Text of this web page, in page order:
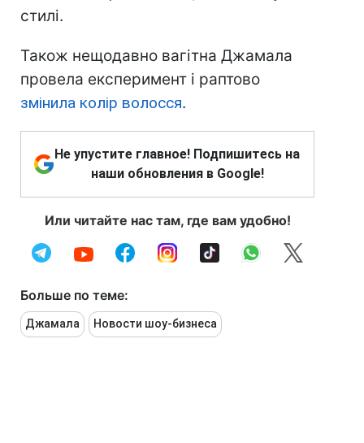
стилі.
Також нещодавно вагітна Джамала
провела експеримент і раптово
змінила колір волосся.
Не упустите главное! Подпишитесь на
наши обновления в Google!
Или читайте нас там, где вам удобно!
Больше по теме:
Джамала Новости шоу-бизнеса